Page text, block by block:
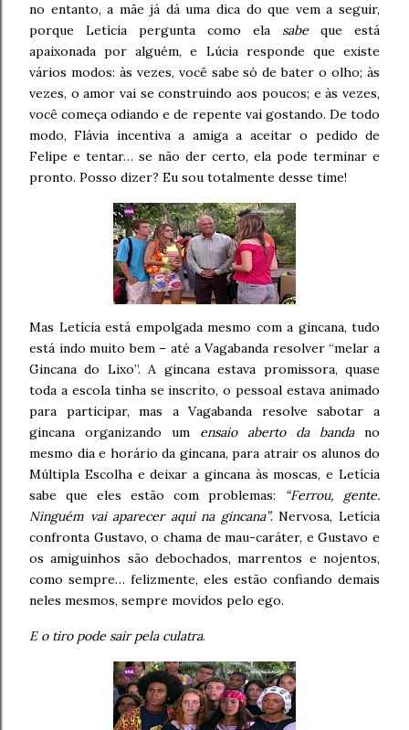
no entanto, a mãe já dá uma dica do que vem a seguir,
porque Letícia pergunta como ela sabe que está
apaixonada por alguém, e Lúcia responde que existe
vários modos: às vezes, você sabe só de bater o olho; às
vezes, o amor vai se construindo aos poucos; e às vezes,
você começa odiando e de repente vai gostando. De todo
modo, Flávia incentiva a amiga a aceitar o pedido de
Felipe e tentar… se não der certo, ela pode terminar e
pronto. Posso dizer? Eu sou totalmente desse time!
Mas Letícia está empolgada mesmo com a gincana, tudo
está indo muito bem – até a Vagabanda resolver “melar a
Gincana do Lixo”. A gincana estava promissora, quase
toda a escola tinha se inscrito, o pessoal estava animado
para participar, mas a Vagabanda resolve sabotar a
gincana organizando um ensaio aberto da bandano
mesmo dia e horário da gincana, para atrair os alunos do
Múltipla Escolha e deixar a gincana às moscas, e Letícia
sabe que eles estão com problemas:
“Ferrou, gente.
Ninguém vai aparecer aqui na gincana”. Nervosa, Letícia
confronta Gustavo, o chama de mau-caráter, e Gustavo e
os amiguinhos são debochados, marrentos e nojentos,
como sempre… felizmente, eles estão confiando demais
neles mesmos, sempre movidos pelo ego.
E o tiro pode sair pela culatra.